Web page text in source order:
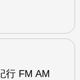
行 FM AM